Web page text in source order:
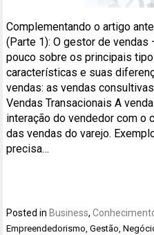
Complementando o artigo
(Parte 1): O gestor de
pouco sobre os principais
características e suas
vendas: as vendas
Vendas Transacionais A
interação do vendedor com o
das vendas do varejo.
precisa…
Posted in Business,
Empreendedorismo,Gestão,